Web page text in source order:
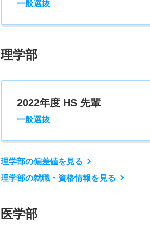
一般選抜
理学部
2022年度 HS 先輩
一般選抜
理学部の偏差値を見る
理学部の就職・資格情報を見る
医学部